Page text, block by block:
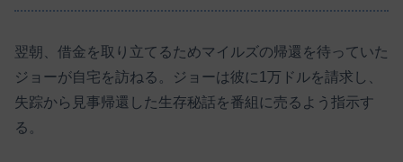
翌朝、借金を取り立てるためマイルズの帰還を待っていた
ジョーが自宅を訪ねる。ジョーは彼に1万ドルを請求し、
失踪から見事帰還した生存秘話を番組に売るよう指示す
る。